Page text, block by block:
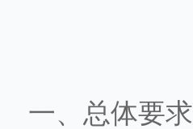
一、总体要求